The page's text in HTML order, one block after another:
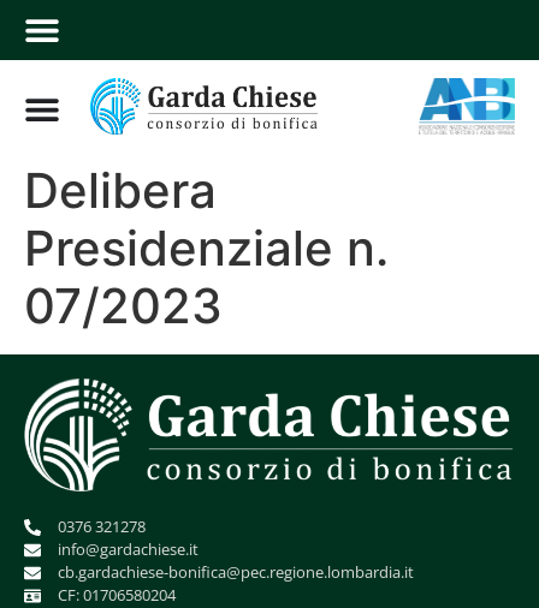
Delibera
Presidenziale n.
07/2023
0376 321278
info@gardachiese.it
cb.gardachiese-bonifica@pec.regione.lombardia.it
CF: 01706580204